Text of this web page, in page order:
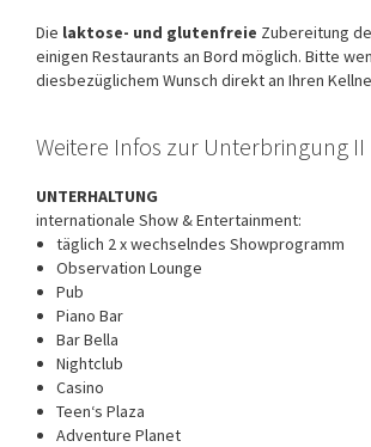
Die laktose- und glutenfreie Zubereitung
einigen Restaurants an Bord möglich. Bitte
diesbezüglichem Wunsch direkt an Ihren
Weitere Infos zur Unterbringung II
UNTERHALTUNG
internationale Show & Entertainment:
täglich 2 x wechselndes Showprogramm
Observation Lounge
Pub
Piano Bar
Bar Bella
Nightclub
Casino
Teen‘s Plaza
Adventure Planet